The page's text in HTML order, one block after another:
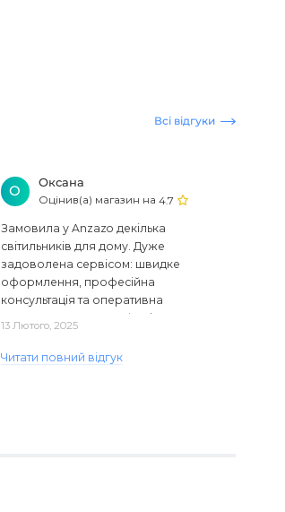
Всі відгуки
О
Оксана
Оцінив(а) магазин на4.7
Замовила у Anzazo декілька
світильників для дому. Дуже
задоволена сервісом: швидке
оформлення, професійна
консультація та оперативна
доставка. Один з плафонів, на жаль,
13 Лютого, 2025
Читати повний відгук